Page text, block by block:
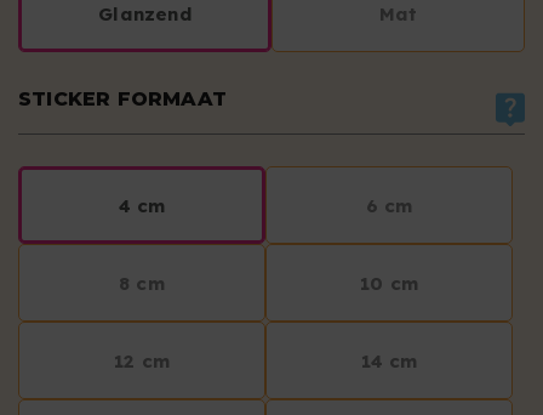
Glanzend Mat
STICKER FORMAAT
4 cm 6 cm
8 cm 10 cm
12 cm 14 cm